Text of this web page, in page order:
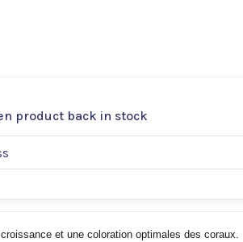
product back in stock
et une coloration optimales des coraux.